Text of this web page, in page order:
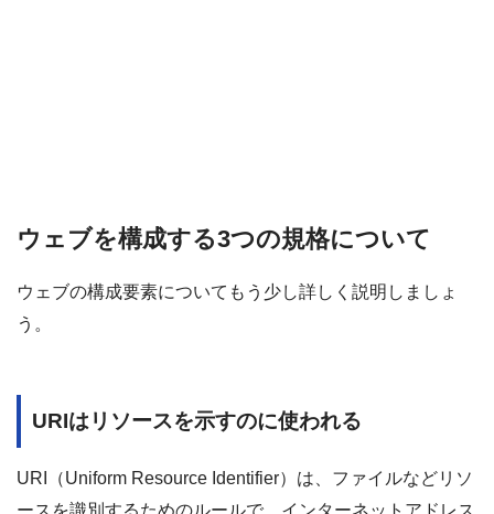
ウェブを構成する3つの規格について
ウェブの構成要素についてもう少し詳しく説明しましょ
う。
URIはリソースを示すのに使われる
URI（Uniform Resource Identifier）は、ファイルなどリソ